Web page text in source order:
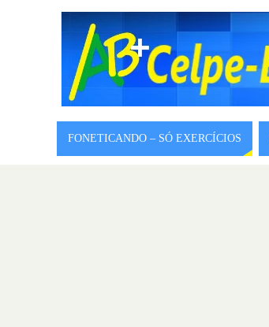
FONETICANDO – SÓ EXERCÍCIOS